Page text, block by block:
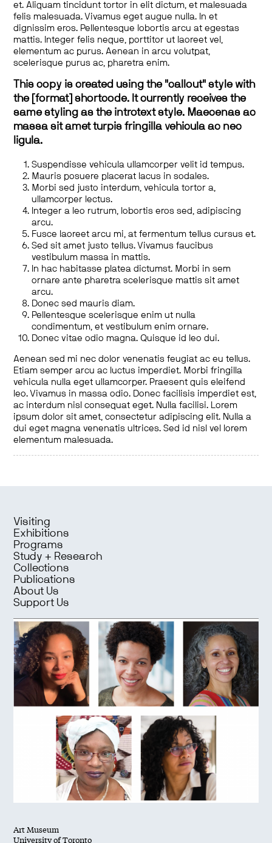
et. Aliquam tincidunt tortor in elit dictum, et malesuada
felis malesuada. Vivamus eget augue nulla. In et
dignissim eros. Pellentesque lobortis arcu at egestas
mattis. Integer felis neque, porttitor ut laoreet vel,
elementum ac purus. Aenean in arcu volutpat,
scelerisque purus ac, pharetra enim.
This copy is created using the "callout" style with
the [format] shortcode. It currently receives the
same styling as the introtext style. Maecenas ac
massa sit amet turpis fringilla vehicula ac nec
ligula.
Suspendisse vehicula ullamcorper velit id tempus.
Mauris posuere placerat lacus in sodales.
Morbi sed justo interdum, vehicula tortor a,
ullamcorper lectus.
Integer a leo rutrum, lobortis eros sed, adipiscing
arcu.
Fusce laoreet arcu mi, at fermentum tellus cursus et.
Sed sit amet justo tellus. Vivamus faucibus
vestibulum massa in mattis.
In hac habitasse platea dictumst. Morbi in sem
ornare ante pharetra scelerisque mattis sit amet
arcu.
Donec sed mauris diam.
Pellentesque scelerisque enim ut nulla
condimentum, et vestibulum enim ornare.
Donec vitae odio magna. Quisque id leo dui.
Aenean sed mi nec dolor venenatis feugiat ac eu tellus.
Etiam semper arcu ac luctus imperdiet. Morbi fringilla
vehicula nulla eget ullamcorper. Praesent quis eleifend
leo. Vivamus in massa odio. Donec facilisis imperdiet est,
ac interdum nisl consequat eget. Nulla facilisi. Lorem
ipsum dolor sit amet, consectetur adipiscing elit. Nulla a
dui eget magna venenatis ultrices. Sed id nisl vel lorem
elementum malesuada.
Visiting
Exhibitions
Programs
Study + Research
Collections
Publications
About Us
Support Us
Art Museum
University of Toronto